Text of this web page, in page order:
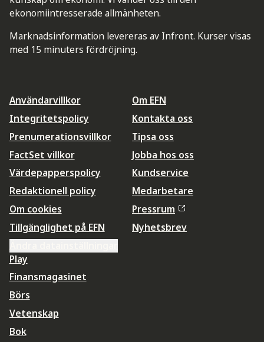
ekonomiintresserade allmänheten.
Marknadsinformation levereras av Infront. Kurser visas
med 15 minuters fördröjning.
Användarvillkor
Integritetspolicy
Prenumerationsvillkor
FactSet villkor
Värdepapperspolicy
Redaktionell policy
Om cookies
Tillgänglighet på EFN
Om EFN
Kontakta oss
Tipsa oss
Jobba hos oss
Kundservice
Medarbetare
Pressrum
Nyhetsbrev
Play
Finansmagasinet
Börs
Vetenskap
Bok